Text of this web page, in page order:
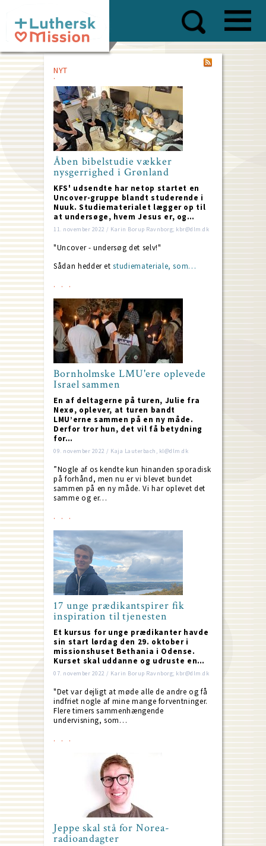
main
content
NYT
Åben bibelstudie vækker
nysgerrighed i Grønland
KFS' udsendte har netop startet en
Uncover-gruppe blandt studerende i
Nuuk. Studiematerialet lægger op til
at undersøge, hvem Jesus er, og…
11. november 2022 / Karin Borup Ravnborg; kbr@dlm.dk
"Uncover - undersøg det selv!"
Sådan hedder etstudiemateriale, som…
Bornholmske LMU'ere oplevede
Israel sammen
En af deltagerne på turen, Julie fra
Nexø, oplever, at turen bandt
LMU’erne sammen på en ny måde.
Derfor tror hun, det vil få betydning
for…
09. november 2022 / Kaja Lauterbach, kl@dlm.dk
”Nogle af os kendte kun hinanden sporadisk
på forhånd, men nu er vi blevet bundet
sammen på en ny måde. Vi har oplevet det
samme og er…
17 unge prædikantspirer fik
inspiration til tjenesten
Et kursus for unge prædikanter havde
sin start lørdag den 29. oktober i
missionshuset Bethania i Odense.
Kurset skal uddanne og udruste en…
07. november 2022 / Karin Borup Ravnborg; kbr@dlm.dk
"Det var dejligt at møde alle de andre og få
indfriet nogle af mine mange forventninger.
Flere timers sammenhængende
undervisning, som…
Jeppe skal stå for Norea-
radioandagter